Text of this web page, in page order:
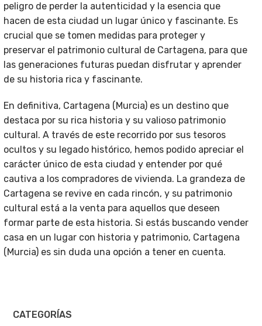
peligro de perder la autenticidad y la esencia que
hacen de esta ciudad un lugar único y fascinante. Es
crucial que se tomen medidas para proteger y
preservar el patrimonio cultural de Cartagena, para que
las generaciones futuras puedan disfrutar y aprender
de su historia rica y fascinante.
En definitiva, Cartagena (Murcia) es un destino que
destaca por su rica historia y su valioso patrimonio
cultural. A través de este recorrido por sus tesoros
ocultos y su legado histórico, hemos podido apreciar el
carácter único de esta ciudad y entender por qué
cautiva a los compradores de vivienda. La grandeza de
Cartagena se revive en cada rincón, y su patrimonio
cultural está a la venta para aquellos que deseen
formar parte de esta historia. Si estás buscando vender
casa en un lugar con historia y patrimonio, Cartagena
(Murcia) es sin duda una opción a tener en cuenta.
CATEGORÍAS